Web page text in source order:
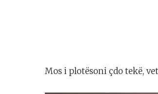
Mos i plotësoni çdo tekë,